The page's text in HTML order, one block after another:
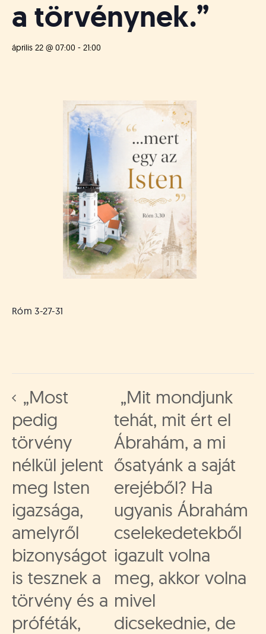
a törvénynek.”
április 22 @ 07:00 - 21:00
Róm 3-27-31
„Most
pedig
törvény
nélkül jelent
meg Isten
igazsága,
amelyről
bizonyságot
is tesznek a
törvény és a
próféták,
„Mit mondjunk
tehát, mit ért el
Ábrahám, a mi
ősatyánk a saját
erejéből? Ha
ugyanis Ábrahám
cselekedetekből
igazult volna
meg, akkor volna
mivel
dicsekednie, de